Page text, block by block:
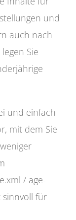
und
auch nach
Sie
und einfach
mit dem Sie
/ age-
sinnvoll für